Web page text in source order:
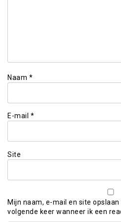
Naam *
E-mail *
Site
Mijn naam, e-mail en site
volgende keer wanneer ik een